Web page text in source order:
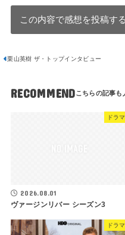
栗山英樹 ザ・トップインタビュー
RECOMMEND
ドラマ
2026.08.01
ヴァージンリバー シーズン3
ドラマ